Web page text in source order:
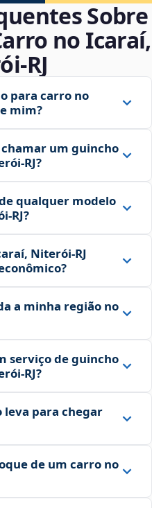
Sobre
no Icaraí,
para carro no
mim?
chamar um guincho
qualquer modelo
Niterói‑RJ
a minha região no
serviço de guincho
leva para chegar
de um carro no